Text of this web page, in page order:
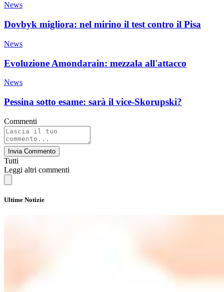
News
Dovbyk migliora: nel mirino il test contro il Pisa
News
Evoluzione Amondarain: mezzala all'attacco
News
Pessina sotto esame: sarà il vice-Skorupski?
Commenti
Invia Commento
Tutti
Leggi altri commenti
Ultime Notizie